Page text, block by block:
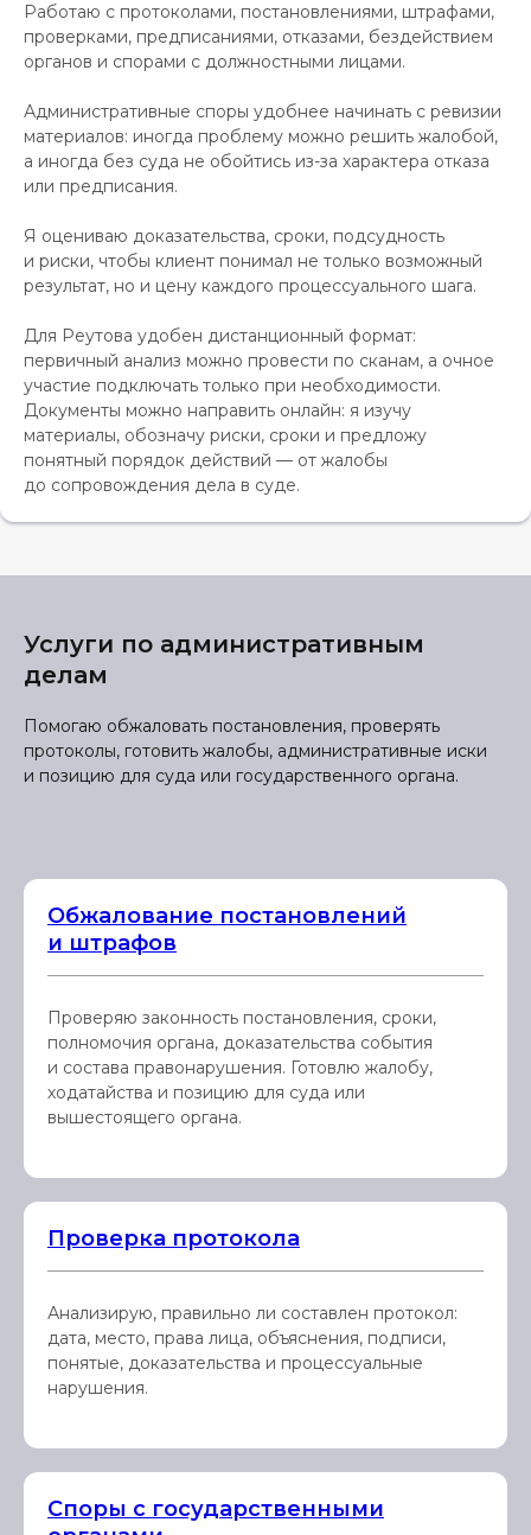
Работаю с протоколами, постановлениями, штрафами,
проверками, предписаниями, отказами, бездействием
органов и спорами с должностными лицами.
Административные споры удобнее начинать с ревизии
материалов: иногда проблему можно решить жалобой,
а иногда без суда не обойтись из-за характера отказа
или предписания.
Я оцениваю доказательства, сроки, подсудность
и риски, чтобы клиент понимал не только возможный
результат, но и цену каждого процессуального шага.
Для Реутова удобен дистанционный формат:
первичный анализ можно провести по сканам, а очное
участие подключать только при необходимости.
Документы можно направить онлайн: я изучу
материалы, обозначу риски, сроки и предложу
понятный порядок действий — от жалобы
до сопровождения дела в суде.
Услуги по административным
делам
Помогаю обжаловать постановления, проверять
протоколы, готовить жалобы, административные иски
и позицию для суда или государственного органа.
Обжалование постановлений
и штрафов
Проверяю законность постановления, сроки,
полномочия органа, доказательства события
и состава правонарушения. Готовлю жалобу,
ходатайства и позицию для суда или
вышестоящего органа.
Проверка протокола
Анализирую, правильно ли составлен протокол:
дата, место, права лица, объяснения, подписи,
понятые, доказательства и процессуальные
нарушения.
Споры с государственными